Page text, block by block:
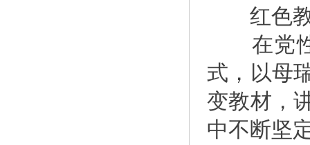
红色教
在党性
式，以母
变教材，
中不断坚